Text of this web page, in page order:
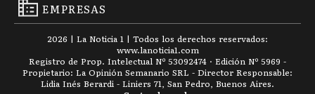
EMPRESAS
2026 | La Noticia 1 | Todos los derechos reservados:
www.lanoticia1.com
Registro de Prop. Intelectual Nº 53092474 · Edición Nº 5969 -
Propietario: La Opinión Semanario SRL - Director Responsable:
Lidia Inés Berardi - Liniers 71, San Pedro, Buenos Aires.